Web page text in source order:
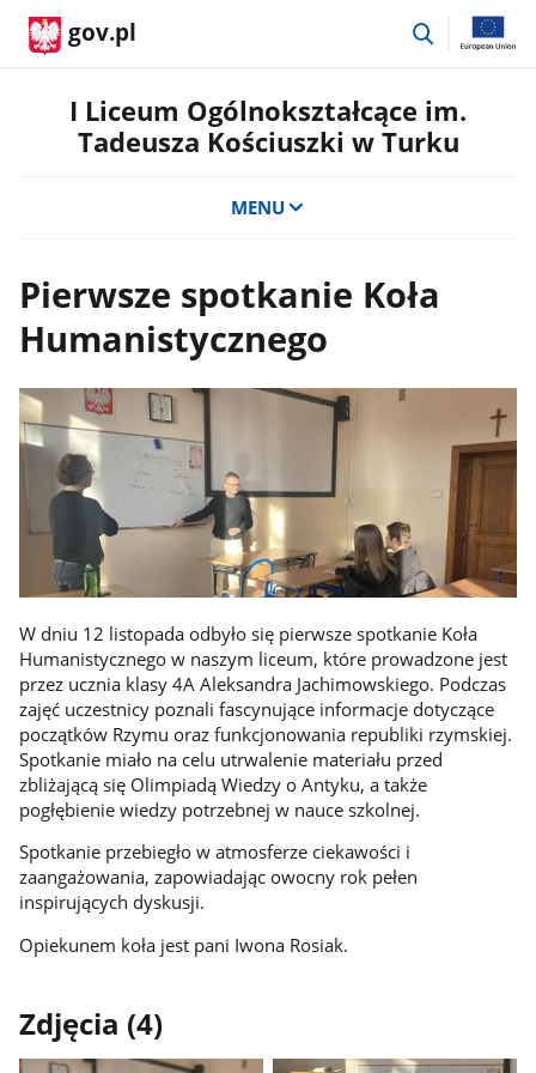
gov.pl
przejdź
I Liceum Ogólnokształcące im.
Tadeusza Kościuszki w Turku
MENU
Pierwsze spotkanie Koła
Humanistycznego
W dniu 12 listopada odbyło się pierwsze spotkanie Koła
Humanistycznego w naszym liceum, które prowadzone jest
przez ucznia klasy 4A Aleksandra Jachimowskiego. Podczas
zajęć uczestnicy poznali fascynujące informacje dotyczące
początków Rzymu oraz funkcjonowania republiki rzymskiej.
Spotkanie miało na celu utrwalenie materiału przed
zbliżającą się Olimpiadą Wiedzy o Antyku, a także
pogłębienie wiedzy potrzebnej w nauce szkolnej.
Spotkanie przebiegło w atmosferze ciekawości i
zaangażowania, zapowiadając owocny rok pełen
inspirujących dyskusji.
Opiekunem koła jest pani Iwona Rosiak.
Zdjęcia (4)